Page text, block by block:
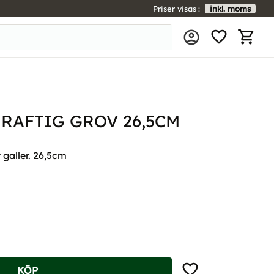
Priser visas inkl. moms
GROV 26,5CM
26,5cm
KÖP Lägg till i favoriter